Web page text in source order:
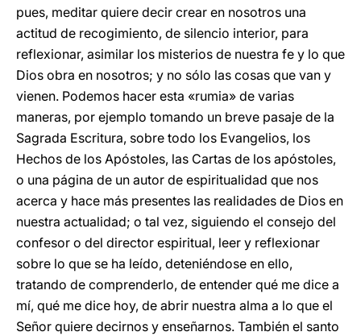
pues, meditar quiere decir crear en nosotros una
actitud de recogimiento, de silencio interior, para
reflexionar, asimilar los misterios de nuestra fe y lo que
Dios obra en nosotros; y no sólo las cosas que van y
vienen. Podemos hacer esta «rumia» de varias
maneras, por ejemplo tomando un breve pasaje de la
Sagrada Escritura, sobre todo los Evangelios, los
Hechos de los Apóstoles, las Cartas de los apóstoles,
o una página de un autor de espiritualidad que nos
acerca y hace más presentes las realidades de Dios en
nuestra actualidad; o tal vez, siguiendo el consejo del
confesor o del director espiritual, leer y reflexionar
sobre lo que se ha leído, deteniéndose en ello,
tratando de comprenderlo, de entender qué me dice a
mí, qué me dice hoy, de abrir nuestra alma a lo que el
Señor quiere decirnos y enseñarnos. También el santo